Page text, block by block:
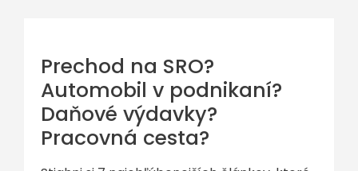
Prechod na SRO?
Automobil v podnikaní?
Daňové výdavky?
Pracovná cesta?